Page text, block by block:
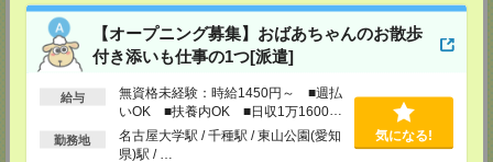
【オープニング募集】おばあちゃんのお散歩
付き添いも仕事の1つ[派遣]
給与
無資格未経験：時給1450円～ ■週払
いOK ■扶養内OK ■日収1万1600円
以上
勤務地
名古屋大学駅 / 千種駅 / 東山公園(愛知
県)駅 / …
気になる!
【電話登録】
弊社HPよりマイページ作成をお願いします
電話での登録の際に、マイページ作成をいただいた旨をお伝えください。
【電話登録】30分程度
・経験やご希望などをインタビュー
・お仕事のご紹介など